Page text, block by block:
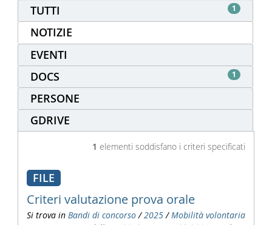
TUTTI 1
NOTIZIE
EVENTI
DOCS
1
PERSONE
GDRIVE
1 elementi soddisfano i criteri specificati
FILE
Criteri valutazione prova orale
Si trova in Bandi di concorso /2025 /Mobilità volontaria